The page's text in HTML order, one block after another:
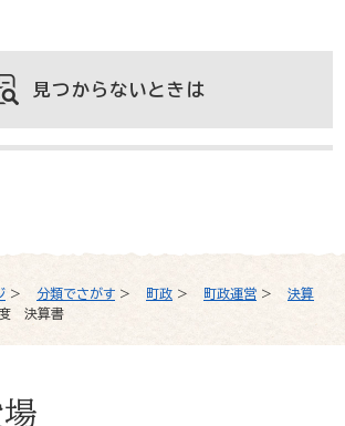
> 分類でさがす > 町政 > 町政運営 >
決算
決算書
見つからないときは